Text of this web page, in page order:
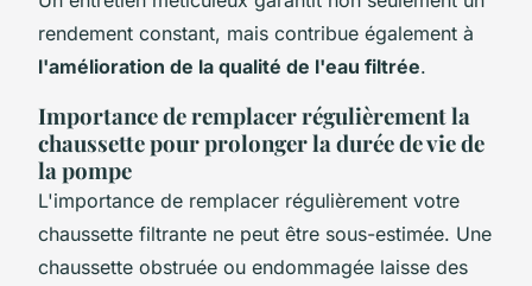
rendement constant, mais contribue également à
l'amélioration de la qualité de l'eau filtrée.
Importance de remplacer régulièrement la
chaussette pour prolonger la durée de vie de
la pompe
L'importance de remplacer régulièrement votre
chaussette filtrante ne peut être sous-estimée. Une
chaussette obstruée ou endommagée laisse des